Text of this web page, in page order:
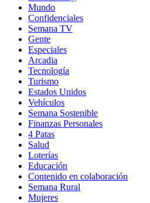
Mundo
Confidenciales
Semana TV
Gente
Especiales
Arcadia
Tecnología
Turismo
Estados Unidos
Vehículos
Semana Sostenible
Finanzas Personales
4 Patas
Salud
Loterías
Educación
Contenido en colaboración
Semana Rural
Mujeres